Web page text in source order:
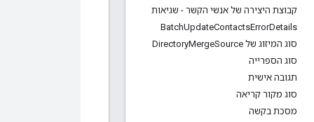
קבוצת היצירה של אנשי הקשר - שגיאות
BatchUpdateContactsErrorDetails
סוג המיזוג של Directory
MergeSource
סוג הספרייה
תגובה אישית
סוג מקור קריאה
מסכת בקשה